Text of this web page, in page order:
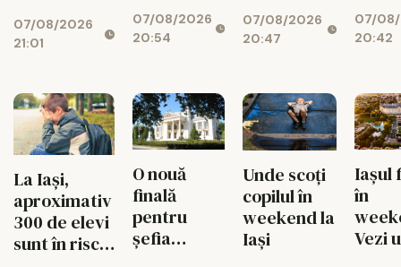
miliarde de
lei, cu 469
07/08/2026
21:01
Bicaz! Un
munte va
centrală
uriașă de
340 MW
07/08/2026
20:54
schimbă
radical din
07/08/2026
20:47
07/
20:42
La Iași,
aproximativ
300 de elevi
sunt în risc
O nouă
finală
pentru
șefia
Unde scoți
copilul în
weekend la
Iași
Iașul
în
Vezi